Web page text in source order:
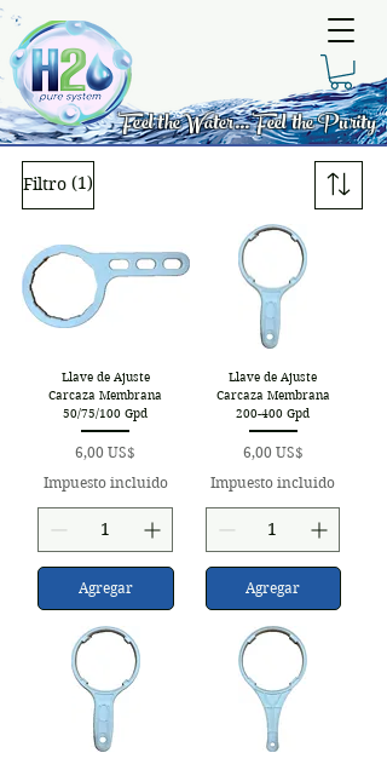
Feel the Water... Feel the Purity
Filtro (1)
Llave de Ajuste
Carcaza Membrana
50/75/100 Gpd
Precio
6,00 US$
Impuesto incluido
Agregar
Llave de Ajuste
Carcaza Membrana
200-400 Gpd
Precio
6,00 US$
Impuesto incluido
Agregar